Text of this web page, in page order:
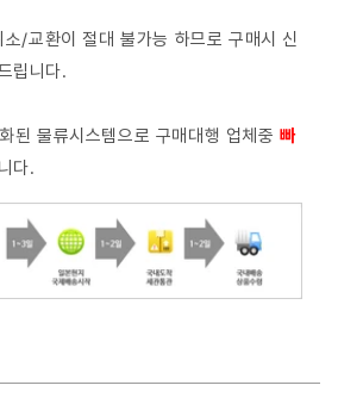
/교환이 절대 불가능 하므로 구매시 신
립니다.
된 물류시스템으로 구매대행 업체중빠
다.